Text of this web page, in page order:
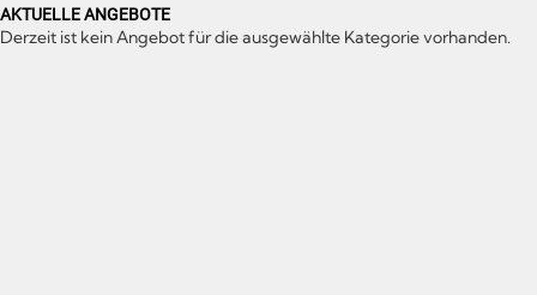
AKTUELLE ANGEBOTE
Derzeit ist kein Angebot für die ausgewählte Kategorie vorhanden.